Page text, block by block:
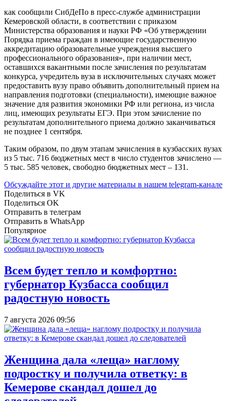
как сообщили СибДеПо в пресс-службе администрации
Кемеровской области, в соответствии с приказом
Министерства образования и науки РФ «Об утверждении
Порядка приема граждан в имеющие государственную
аккредитацию образовательные учреждения высшего
профессионального образования», при наличии мест,
оставшихся вакантными после зачисления по результатам
конкурса, учредитель вуза в исключительных случаях может
предоставить вузу право объявить дополнительный прием на
направления подготовки (специальности), имеющие важное
значение для развития экономики РФ или региона, из числа
лиц, имеющих результаты ЕГЭ. При этом зачисление по
результатам дополнительного приема должно заканчиваться
не позднее 1 сентября.
Таким образом, по двум этапам зачисления в кузбасских вузах
из 5 тыс. 716 бюджетных мест в число студентов зачислено —
5 тыс. 585 человек, свободно бюджетных мест – 131.
Обсуждайте этот и другие материалы в нашем telegram-канале
Поделиться в VK
Поделиться OK
Отправить в телеграм
Отправить в WhatsApp
Популярное
Всем будет тепло и комфортно:
губернатор Кузбасса сообщил
радостную новость
7 августа 2026 09:56
Женщина дала «леща» наглому
подростку и получила ответку: в
Кемерове скандал дошел до